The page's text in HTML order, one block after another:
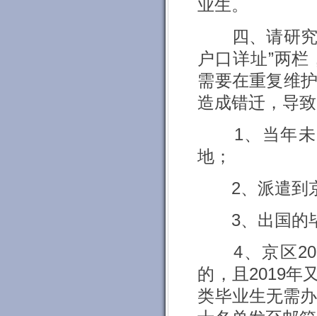
业生。
四、请研究
户口详址”两
需要在重复维
造成错迁，导
1、当年未
地；
2、派遣到京
3、出国的毕
4、京区
的，且2019年
类毕业生无需